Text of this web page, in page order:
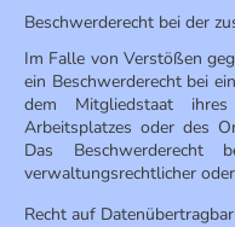
Beschwerderecht bei der
Im Falle von Verstößen
ein Beschwerderecht bei
dem Mitgliedstaat
Arbeitsplatzes oder des
Das Beschwerderecht
verwaltungsrechtlicher
Recht auf